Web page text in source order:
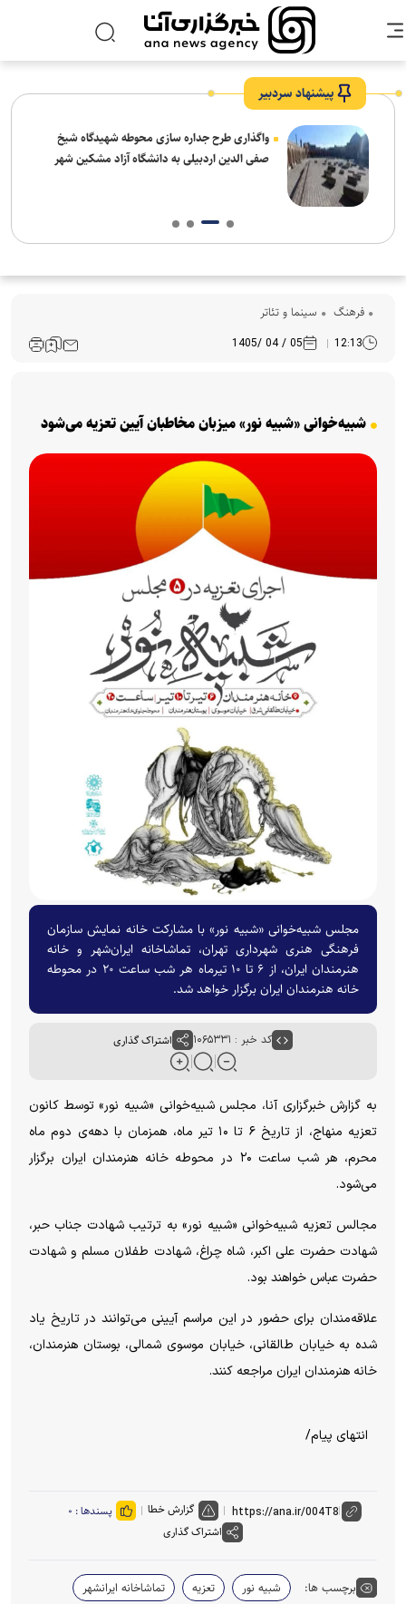
پیشنهاد سردبیر
واگذاری طرح جداره سازی محوطه شهیدگاه شیخ
صفی الدین اردبیلی به دانشگاه آزاد مشکین شهر
فرهنگ‌ سینما و تئاتر
12:13
05 / 04 /1405
شبیه‌خوانی «شبیه نور» میزبان مخاطبان آیین تعزیه می‌شود
مجلس شبیه‌خوانی «شبیه نور» با مشارکت خانه نمایش سازمان
فرهنگی هنری شهرداری تهران، تماشاخانه ایران‌شهر و خانه
هنرمندان ایران، از ۶ تا ۱۰ تیرماه هر شب ساعت ۲۰ در محوطه
خانه هنرمندان ایران برگزار خواهد شد.
کد خبر : ۱۰۶۵۳۳۱ اشتراک گذاری
به گزارش خبرگزاری آنا، مجلس شبیه‌خوانی «شبیه نور» توسط کانون
تعزیه منهاج، از تاریخ ۶ تا ۱۰ تیر ماه، همزمان با دهه‌ی دوم ماه
محرم، هر شب ساعت ۲۰ در محوطه خانه هنرمندان ایران برگزار
می‌شود.
مجالس تعزیه شبیه‌خوانی «شبیه نور» به ترتیب شهادت جناب حبر،
شهادت حضرت علی اکبر، شاه چراغ، شهادت طفلان مسلم و شهادت
حضرت عباس خواهند بود.
علاقه‌مندان برای حضور در این مراسم آیینی می‌توانند در تاریخ یاد
شده به خیابان طالقانی، خیابان موسوی شمالی، بوستان هنرمندان،
خانه هنرمندان ایران مراجعه کنند.
انتهای پیام/
گزارش خطا پسندها : ۰
اشتراک گذاری
برچسب ها: شبیه نور تعزیه تماشاخانه ایرانشهر